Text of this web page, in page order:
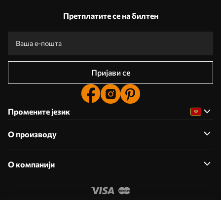
Претплатите се на билтен
Пријави се
Промените језик
О производу
О компанији